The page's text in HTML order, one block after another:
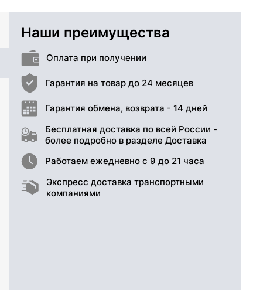
Наши преимущества
Оплата при получении
Гарантия на товар до 24 месяцев
Гарантия обмена, возврата - 14 дней
Бесплатная доставка по всей России -
более подробно в разделе Доставка
Работаем ежедневно с 9 до 21 часа
Экспресс доставка транспортными
компаниями